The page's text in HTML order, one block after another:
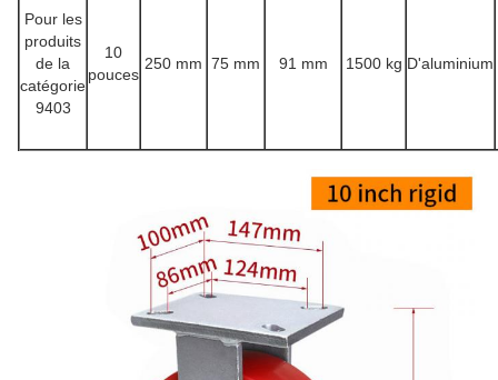
Pour les
produits
de la
catégorie
9403
10
pouces
250 mm 75 mm 91 mm 1500 kg D'aluminium